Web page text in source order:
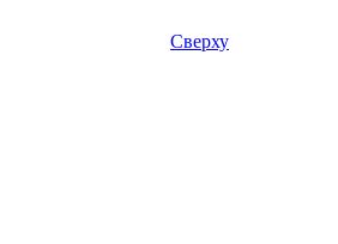
Сверху